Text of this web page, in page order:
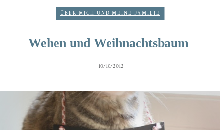
ÜBER MICH UND MEINE FAMILIE
Wehen und Weihnachtsbaum
10/10/2012